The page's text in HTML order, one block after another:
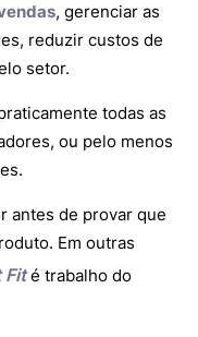
, gerenciar as
reduzir custos de
setor.
todas as
ou pelo menos
antes de provar que
Em outras
Fité trabalho do